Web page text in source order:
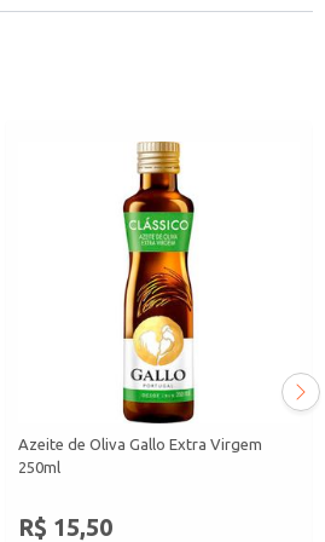
Azeite de Oliva Gallo Extra Virgem
250ml
R$ 15,50